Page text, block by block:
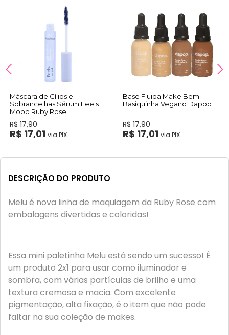
Máscara de Cílios e
Sobrancelhas Sérum Feels
Mood Ruby Rose
R$ 17,90
R$ 17,01 via PIX
Base Fluida Make Bem
Basiquinha Vegano Dapop
R$ 17,90
R$ 17,01 via PIX
DESCRIÇÃO DO PRODUTO
Melu é nova linha de maquiagem da Ruby Rose com
embalagens divertidas e coloridas!
Essa mini paletinha Melu está sendo um sucesso! É
um produto 2x1 para usar como iluminador e
sombra, com várias partículas de brilho e uma
textura cremosa e macia. Com excelente
pigmentação, alta fixação, é o item que não pode
faltar na sua coleção de makes.